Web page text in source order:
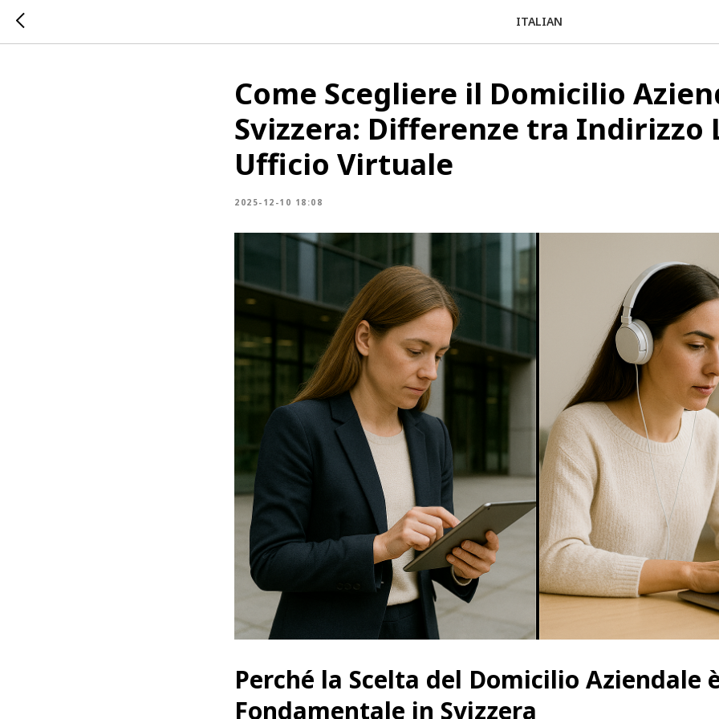
ITALIAN
Come Scegliere il Domicilio
Svizzera: Differenze tra Indirizzo
Ufficio Virtuale
2025-12-10 18:08
Perché la Scelta del Domicilio Aziendale
Fondamentale in Svizzera